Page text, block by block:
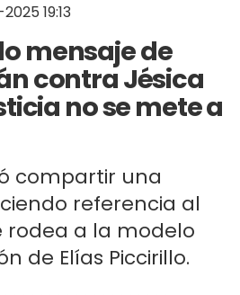
19:13
mensaje de
contra Jésica
no se mete a
compartir una
referencia al
rodea a la modelo
de Elías Piccirillo.